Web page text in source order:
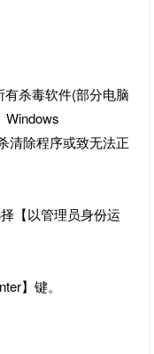
杀毒软件(部分电脑
Windows
清除程序或致无法正
【以管理员身份运
】键。